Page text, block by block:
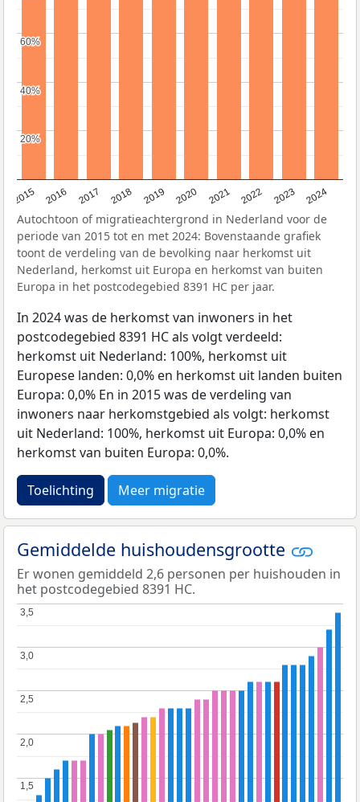
2015 2016 2017 2018 2019 2020 2021 2022 2023 2024
20%
20%
40%
40%
60%
60%
Autochtoon of migratieachtergrond in Nederland voor de
periode van 2015 tot en met 2024: Bovenstaande grafiek
toont de verdeling van de bevolking naar herkomst uit
Nederland, herkomst uit Europa en herkomst van buiten
Europa in het postcodegebied 8391 HC per jaar.
In 2024 was de herkomst van inwoners in het
postcodegebied 8391 HC als volgt verdeeld:
herkomst uit Nederland: 100%, herkomst uit
Europese landen: 0,0% en herkomst uit landen buiten
Europa: 0,0% En in 2015 was de verdeling van
inwoners naar herkomstgebied als volgt: herkomst
uit Nederland: 100%, herkomst uit Europa: 0,0% en
herkomst van buiten Europa: 0,0%.
Toelichting Meer migratie
Gemiddelde huishoudensgrootte
Er wonen gemiddeld 2,6 personen per huishouden in
het postcodegebied 8391 HC.
1,5
1,5
2,0
2,0
2,5
2,5
3,0
3,0
3,5
3,5